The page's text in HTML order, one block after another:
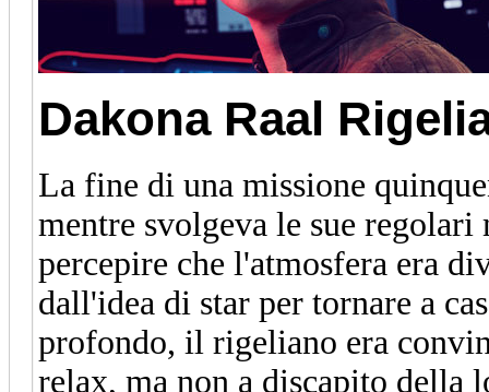
Dakona Raal
La fine di una missione
mentre svolgeva le sue
percepire che l'atmosfera era
dall'idea di star per tornare a
profondo, il rigeliano era
relax, ma non a discapito della